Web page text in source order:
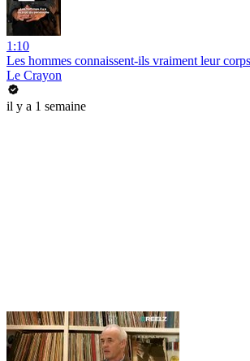
1:10
Les hommes connaissent-ils vraiment leur
Le Crayon
il y a 1 semaine